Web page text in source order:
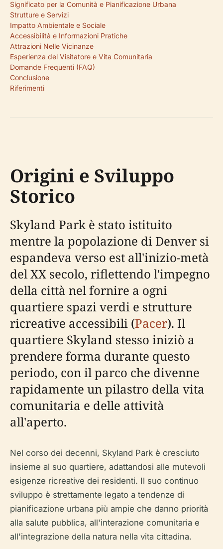
Significato per la Comunità e Pianificazione Urbana
Strutture e Servizi
Impatto Ambientale e Sociale
Accessibilità e Informazioni Pratiche
Attrazioni Nelle Vicinanze
Esperienza del Visitatore e Vita Comunitaria
Domande Frequenti (FAQ)
Conclusione
Riferimenti
Origini e Sviluppo
Storico
Skyland Park è stato istituito
mentre la popolazione di Denver si
espandeva verso est all'inizio-metà
del XX secolo, riflettendo l'impegno
della città nel fornire a ogni
quartiere spazi verdi e strutture
ricreative accessibili (Pacer). Il
quartiere Skyland stesso iniziò a
prendere forma durante questo
periodo, con il parco che divenne
rapidamente un pilastro della vita
comunitaria e delle attività
all'aperto.
Nel corso dei decenni, Skyland Park è cresciuto
insieme al suo quartiere, adattandosi alle mutevoli
esigenze ricreative dei residenti. Il suo continuo
sviluppo è strettamente legato a tendenze di
pianificazione urbana più ampie che danno priorità
alla salute pubblica, all'interazione comunitaria e
all'integrazione della natura nella vita cittadina.